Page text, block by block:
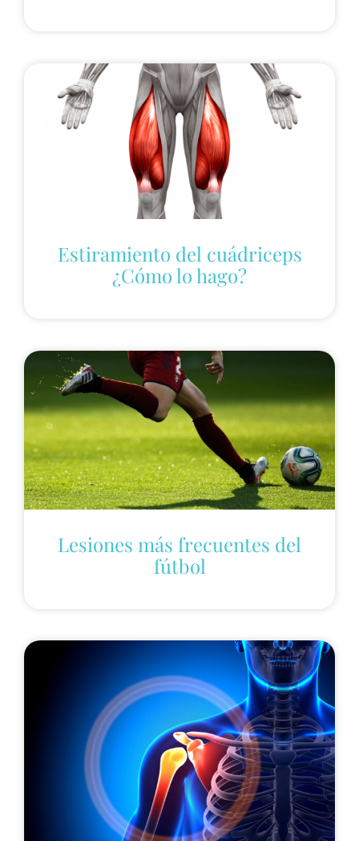
Estiramiento del cuádriceps
¿Cómo lo hago?
Lesiones más frecuentes del
fútbol